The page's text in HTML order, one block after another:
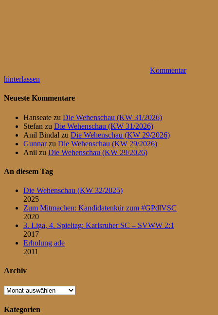
Kommentar
hinterlassen
Neueste Kommentare
Hanseate zu Die Wehenschau (KW 31/2026)
Stefan zu Die Wehenschau (KW 31/2026)
Anil Bindal zu Die Wehenschau (KW 29/2026)
Gunnarzu Die Wehenschau (KW 29/2026)
Anil zu Die Wehenschau (KW 29/2026)
An diesem Tag
Die Wehenschau (KW 32/2025)
2025
Zum Mitmachen: Kandidatenkür zum #GPdlVSC
2020
3. Liga, 4. Spieltag: Karlsruher SC – SVWW 2:1
2017
Erholung ade
2011
Archiv
Archiv
Kategorien